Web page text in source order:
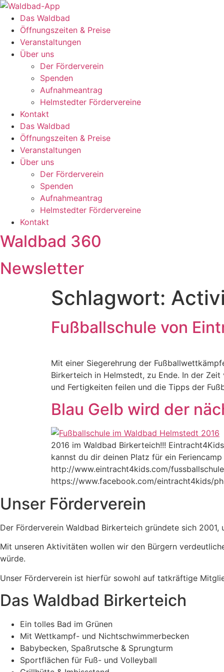
Zum
Inhalt
springen
Das Waldbad
Öffnungszeiten & Preise
Veranstaltungen
Über uns
Der Förderverein
Spenden
Aufnahmeantrag
Helmstedter Fördervereine
Kontakt
Das Waldbad
Öffnungszeiten & Preise
Veranstaltungen
Über uns
Der Förderverein
Spenden
Aufnahmeantrag
Helmstedter Fördervereine
Kontakt
Waldbad 360
Newsletter
Schlagwort:
Fußballschule von
Mit einer Siegerehrung der
Birkerteich in Helmstedt, zu Ende. In der
und Fertigkeiten feilen und die Tipps der
Blau Gelb wird der
2016 im Waldbad Birkerteich!!!
kannst du dir deinen Platz für ein
http://www.eintracht4kids.com/
https://www.facebook.com/eintracht4kids/
Unser Förderverein
Der Förderverein Waldbad Birkerteich gründete sich
Mit unseren Aktivitäten wollen wir den Bürgern
würde.
Unser Förderverein ist hierfür sowohl auf tatkräftige
Das Waldbad Birkerteich
Ein tolles Bad im Grünen
Mit Wettkampf- und Nichtschwimmerbecken
Babybecken, Spaßrutsche & Sprungturm
Sportflächen für Fuß- und Volleyball